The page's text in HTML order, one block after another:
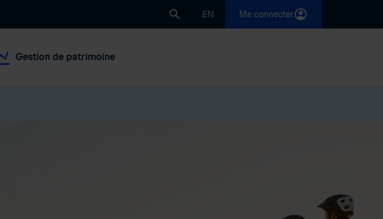
EN Me connecter
Gestion de patrimoine